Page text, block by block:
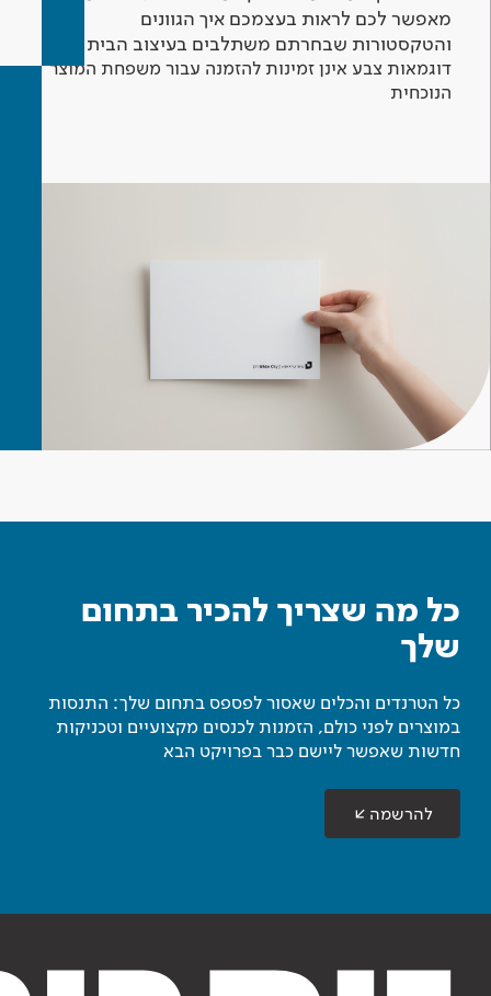
מאפשר לכם לראות בעצמכם איך הגוונים
והטקסטורות שבחרתם משתלבים בעיצוב הבית.
דוגמאות צבע אינן זמינות להזמנה עבור משפחת המוצר
הנוכחית
כל מה שצריך להכיר בתחום
שלך
כל הטרנדים והכלים שאסור לפספס בתחום שלך: התנסות
במוצרים לפני כולם, הזמנות לכנסים מקצועיים וטכניקות
חדשות שאפשר ליישם כבר בפרויקט הבא
להרשמה